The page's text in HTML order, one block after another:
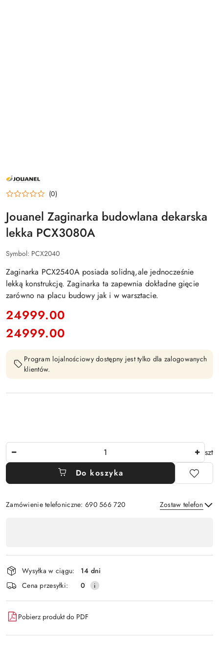
JOUANEL
MASZYNY
MACHINES (0)
Jouanel Zaginarka budowlana dekarska
lekka PCX3080A
Symbol: PCX2040
Zaginarka PCX2540A posiada solidną,ale jednocześnie
lekką konstrukcję. Zaginarka ta zapewnia dokładne gięcie
zarówno na placu budowy jak i w warsztacie.
cena:
24999.00
Cena:
24999.00
Program lojalnościowy dostępny jest tylko dla zalogowanych
klientów.
szt
Do koszyka
Zamówienie telefoniczne: 690 566 720 Zostaw telefon
płatność
i
dostawa
Wysyłka w ciągu:
14 dni
Cena przesyłki:
0
Pobierz produkt do PDF